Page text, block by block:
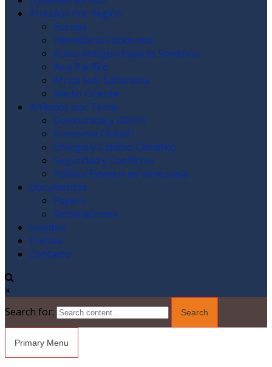
Articulos Por Región
Europa
Hemisferio Occidental
Rusia-Antiguo Espacio Soviético
Asia Pacífico
Africa Sub-Sahariana
Medio Oriente
Artículos por Tema
Democracia y DDHH
Economía Global
Energía y Cambio Climático
Seguridad y Conflictos
Política Exterior de Venezuela
Documentos
Papers
Declaraciones
Eventos
Prensa
Contacto
×
Search for:
Primary Menu